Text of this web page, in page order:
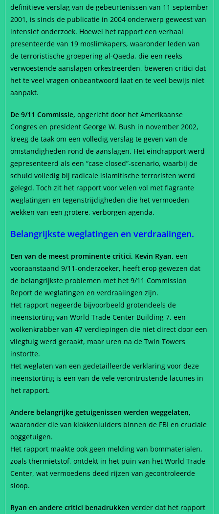
definitieve verslag van de gebeurtenissen van 11 september
2001, is sinds de publicatie in 2004 onderwerp geweest van
intensief onderzoek. Hoewel het rapport een verhaal
presenteerde van 19 moslimkapers, waaronder leden van
de terroristische groepering al-Qaeda, die een reeks
verwoestende aanslagen orkestreerden, beweren critici dat
het te veel vragen onbeantwoord laat en te veel bewijs niet
aanpakt.
De 9/11 Commissie, opgericht door het Amerikaanse
Congres en president George W. Bush in november 2002,
kreeg de taak om een volledig verslag te geven van de
omstandigheden rond de aanslagen. Het eindrapport werd
gepresenteerd als een “case closed”-scenario, waarbij de
schuld volledig bij radicale islamitische terroristen werd
gelegd. Toch zit het rapport voor velen vol met flagrante
weglatingen en tegenstrijdigheden die het vermoeden
wekken van een grotere, verborgen agenda.
Belangrijkste weglatingen en verdraaiingen.
Een van de meest prominente critici, Kevin Ryan, een
vooraanstaand 9/11-onderzoeker, heeft erop gewezen dat
de belangrijkste problemen met het 9/11 Commission
Report de weglatingen en verdraaiingen zijn.
Het rapport negeerde bijvoorbeeld grotendeels de
ineenstorting van World Trade Center Building 7, een
wolkenkrabber van 47 verdiepingen die niet direct door een
vliegtuig werd geraakt, maar uren na de Twin Towers
instortte.
Het weglaten van een gedetailleerde verklaring voor deze
ineenstorting is een van de vele verontrustende lacunes in
het rapport.
Andere belangrijke getuigenissen werden weggelaten,
waaronder die van klokkenluiders binnen de FBI en cruciale
ooggetuigen.
Het rapport maakte ook geen melding van bommaterialen,
zoals thermietstof, ontdekt in het puin van het World Trade
Center, wat vermoedens deed rijzen van gecontroleerde
sloop.
Ryan en andere critici benadrukken verder dat het rapport